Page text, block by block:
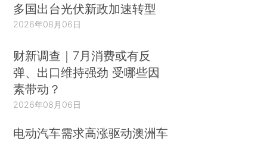
多国出台光伏新政加速转型
2026年08月06日
财新调查｜7月消费或有反
弹、出口维持强劲 受哪些因
素带动？
2026年08月06日
电动汽车需求高涨驱动澳洲车